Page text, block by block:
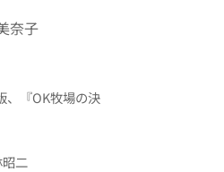
奈子
、『OK牧場の決
二